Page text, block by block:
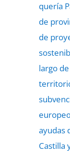
quería
de
de
largo
ayudas
Castilla